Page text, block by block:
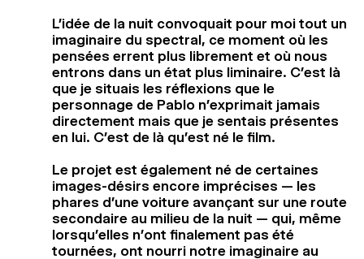
L’idée de la nuit convoquait pour moi tout un
imaginaire du spectral, ce moment où les
pensées errent plus librement et où nous
entrons dans un état plus liminaire. C’est là
que je situais les réflexions que le
personnage de Pablo n’exprimait jamais
directement mais que je sentais présentes
en lui. C’est de là qu’est né le film.
Le projet est également né de certaines
images-désirs encore imprécises — les
phares d’une voiture avançant sur une route
secondaire au milieu de la nuit — qui, même
lorsqu’elles n’ont finalement pas été
tournées, ont nourri notre imaginaire au